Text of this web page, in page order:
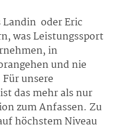
Landin oder Eric
was Leistungssport
in
und nie
unsere
das mehr als nur
zum Anfassen. Zu
höchstem Niveau